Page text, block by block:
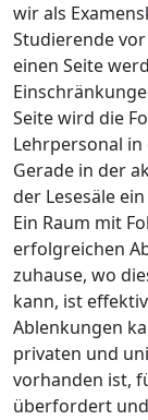
wir als
Studierende
einen Seite
Seite wird die
Lehrpersonal
Gerade in der
der Lesesäle
Ein Raum mit
erfolgreichen
zuhause, wo
kann, ist
Ablenkungen
privaten und
vorhanden ist,
überfordert